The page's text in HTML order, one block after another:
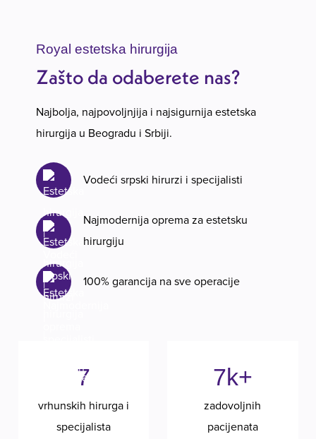
Royal estetska hirurgija
Zašto da odaberete nas?
Najbolja, najpovoljnjija i najsigurnija estetska
hirurgija u Beogradu i Srbiji.
Vodeći srpski hirurzi i specijalisti
Najmodernija oprema za estetsku
hirurgiju
100% garancija na sve operacije
7
vrhunskih hirurga i
specijalista
7k+
zadovoljnih
pacijenata